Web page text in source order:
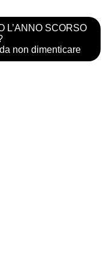
L’ANNO SCORSO
non dimenticare